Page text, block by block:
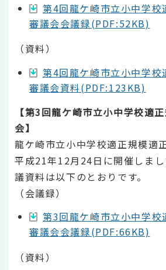
第4回龍ケ崎市立小中学校
審議会会議録(PDF:52KB)
（資料）
第4回龍ケ崎市立小中学校
審議会資料(PDF:123KB)
【第3回龍ケ崎市立小中学校適
会】
龍ケ崎市立小中学校適正規模適
平成21年12月24日に開催しま
議資料は以下のとおりです。
（会議録）
第3回龍ケ崎市立小中学校
審議会会議録(PDF:66KB)
（資料）